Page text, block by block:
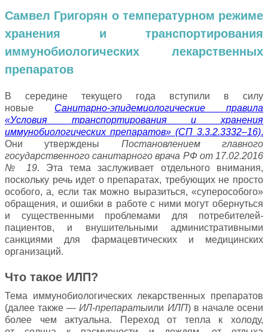
Самвел Григорян о температурном режиме
хранения и транспортирования
иммунобиологических лекарственных
препаратов
В середине текущего года вступили в силу
новые Санитарно-эпидемиологические правила
«Условия транспортирования и хранения
иммунобиологических препаратов» (СП 3.3.2.3332–16).
Они утверждены Постановлением главного
государственного санитарного врача РФ от 17.02.2016
№ 19. Эта тема заслуживает отдельного внимания,
поскольку речь идет о препаратах, требующих не просто
особого, а, если так можно выразиться, «суперособого»
обращения, и ошибки в работе с ними могут обернуться
и существенными проблемами для потребителей-
пациентов, и внушительными административными
санкциями для фармацевтических и медицинских
организаций.
Что такое ИЛП?
Тема иммунобиологических лекарственных препаратов
(далее также —ИЛ-препаратыили ИЛП) в начале осени
более чем актуальна. Переход от тепла к холоду,